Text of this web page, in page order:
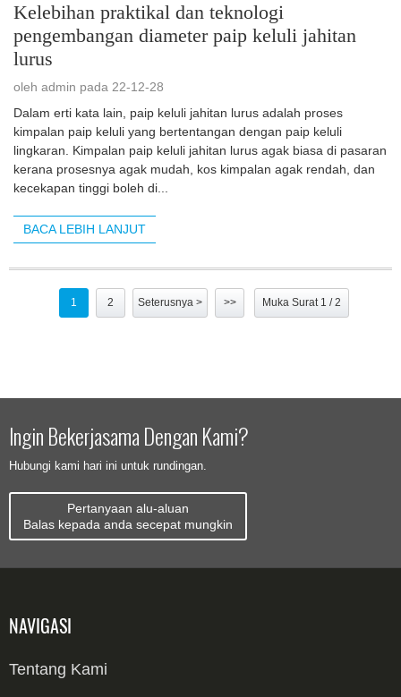
Kelebihan praktikal dan teknologi
pengembangan diameter paip keluli jahitan
lurus
oleh admin pada 22-12-28
Dalam erti kata lain, paip keluli jahitan lurus adalah proses
kimpalan paip keluli yang bertentangan dengan paip keluli
lingkaran. Kimpalan paip keluli jahitan lurus agak biasa di pasaran
kerana prosesnya agak mudah, kos kimpalan agak rendah, dan
kecekapan tinggi boleh di...
BACA LEBIH LANJUT
1 2 Seterusnya > >> Muka Surat 1 / 2
Ingin Bekerjasama Dengan Kami?
Hubungi kami hari ini untuk rundingan.
Pertanyaan alu-aluan
Balas kepada anda secepat mungkin
NAVIGASI
Tentang Kami